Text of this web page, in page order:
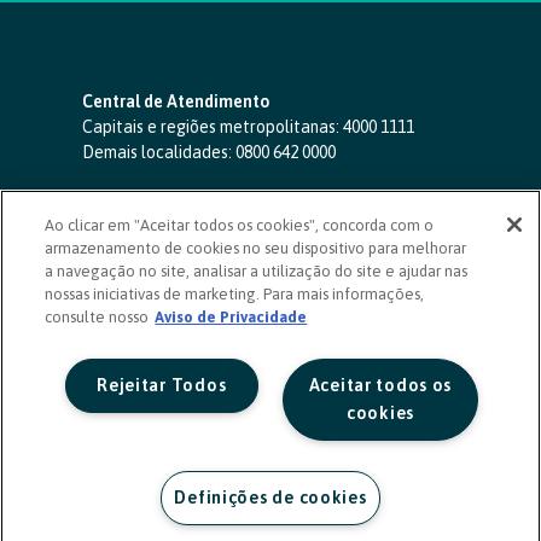
Central de Atendimento
Capitais e regiões metropolitanas: 4000 1111
Demais localidades: 0800 642 0000
SAC 24 horas-0800 724 4420
Ouvidoria
0800 725 0996
(de segunda a sexta, das 8h às 20h)
ouvidoriasicoob.com.br
Deficientes auditivos ou de fala
Ao clicar em "Aceitar todos os cookies", concorda com o
armazenamento de cookies no seu dispositivo para melhorar
a navegação no site, analisar a utilização do site e ajudar nas
nossas iniciativas de marketing. Para mais informações,
consulte nosso Aviso de Privacidade
Aceitar todos os
cookies
Rejeitar Todos
Definições de cookies